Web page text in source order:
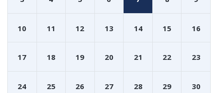
10 11 12 13 14 15 16
17 18 19 20 21 22 23
24 25 26 27 28 29 30